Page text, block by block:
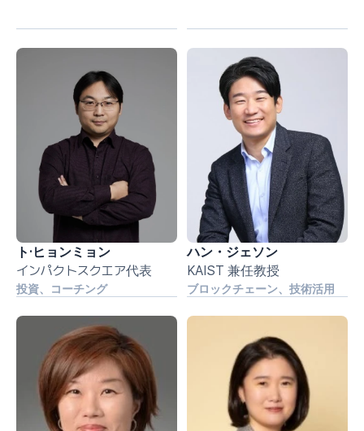
ト·ヒョンミョン
インパクトスクエア代表
投資、コーチング
ハン・ジェソン
KAIST 兼任教授
ブロックチェーン、技術活用